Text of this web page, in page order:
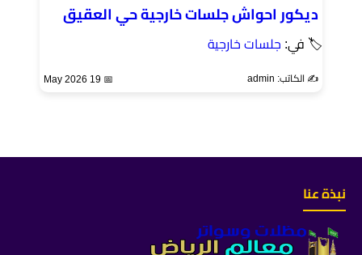
ديكور احواش جلسات خارجية حي العقيق
🏷 في: جلسات خارجية
✍️ الكاتب: admin 📅 19 May 2026
نبذة عنا